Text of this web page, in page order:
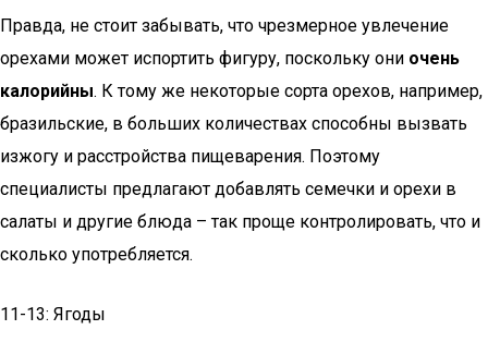
Правда, не стоит забывать, что чрезмерное увлечение
орехами может испортить фигуру, поскольку они очень
калорийны. К тому же некоторые сорта орехов, например,
бразильские, в больших количествах способны вызвать
изжогу и расстройства пищеварения. Поэтому
специалисты предлагают добавлять семечки и орехи в
салаты и другие блюда – так проще контролировать, что и
сколько употребляется.
11-13: Ягоды